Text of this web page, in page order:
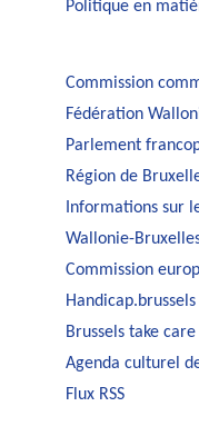
Politique en
Commission
Fédération
Parlement
Région de
Informations sur
Wallonie-
Commission
Handicap.brussels
Brussels take care
Agenda culturel
Flux RSS